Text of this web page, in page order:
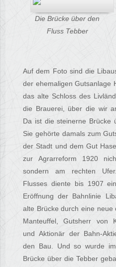
Die Brücke über den
Fluss Tebber
Auf dem Foto sind die
der ehemaligen Gutsanlage
das alte Schloss des
die Brauerei, über die wir
Da ist die steinerne Brücke
Sie gehörte damals zum
der Stadt und dem Gut
zur Agrarreform 1920
sondern am rechten
Flusses diente bis 1907
Eröffnung der Bahnlinie
alte Brücke durch eine neue
Manteuffel, Gutsherr von
und Aktionär der Bahn-
den Bau. Und so wurde
Brücke über die Tebber